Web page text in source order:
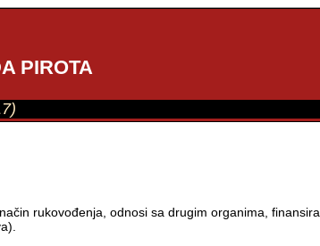
PIROTA
rukovođenja, odnosi sa drugim organima,